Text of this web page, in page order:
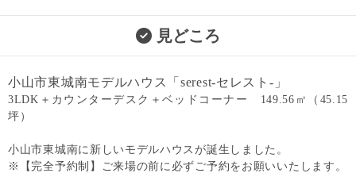
見どころ
小山市東城南モデルハウス「serest-セレスト-」
3LDK＋カウンターデスク＋ベッドコーナー 149.56㎡（45.15
坪）
小山市東城南に新しいモデルハウスが誕生しました。
※【完全予約制】ご来場の前に必ずご予約をお願いいたします。